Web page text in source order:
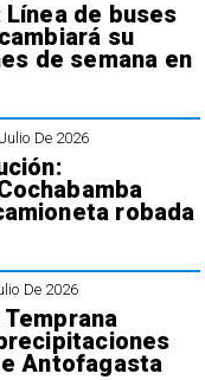
de buses
su
de semana en
De 2026
robada
De 2026
Antofagasta